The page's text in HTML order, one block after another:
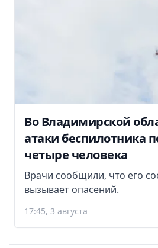
Во Владимирской
атаки беспилотника
четыре человека
Врачи сообщили, что его
вызывает опасений.
17:45, 3 августа